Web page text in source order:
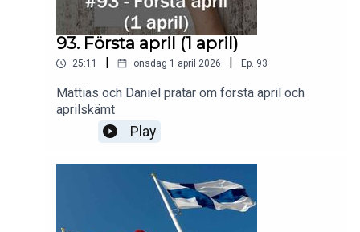
93. Första april (1 april)
25:11 | onsdag 1 april 2026 | Ep. 93
Mattias och Daniel pratar om första april och
aprilskämt
Play